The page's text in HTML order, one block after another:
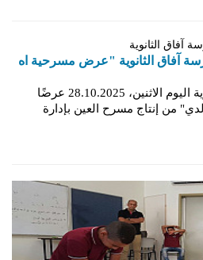
آفاق الثانوية "عرض مسرحية اه
استضافت مدرسة آفاق الثانوية اليوم الاثنين، 28.10.2025 عرضًا
من إنتاج مسرح العين بإدارة